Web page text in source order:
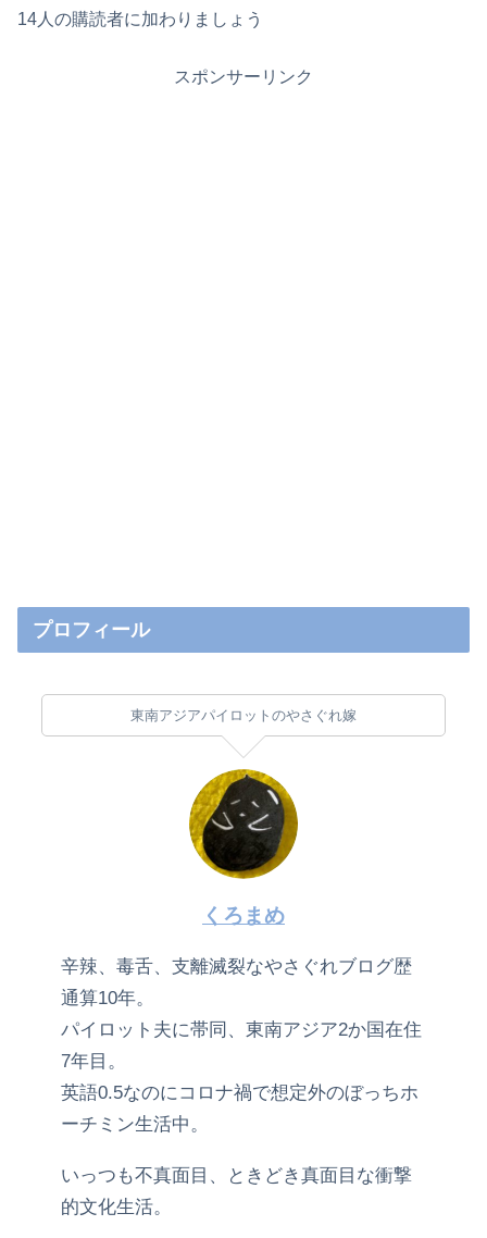
14人の購読者に加わりましょう
スポンサーリンク
プロフィール
東南アジアパイロットのやさぐれ嫁
くろまめ
辛辣、毒舌、支離滅裂なやさぐれブログ歴
通算10年。
パイロット夫に帯同、東南アジア2か国在住
7年目。
英語0.5なのにコロナ禍で想定外のぼっちホ
ーチミン生活中。
いっつも不真面目、ときどき真面目な衝撃
的文化生活。